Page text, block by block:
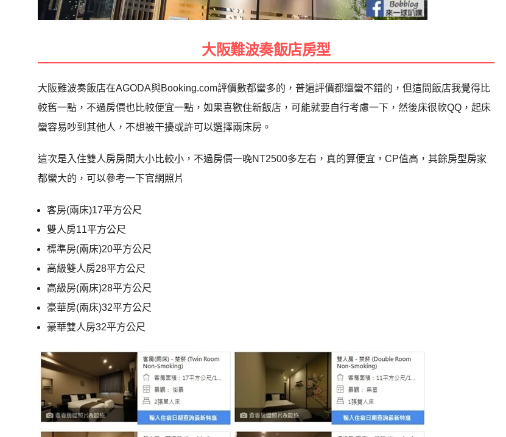
大阪難波奏飯店房型
大阪難波奏飯店在AGODA與Booking.com評價數都蠻多的，普遍評價都還蠻不錯的，但這間飯店我覺得比
較舊一點，不過房價也比較便宜一點，如果喜歡住新飯店，可能就要自行考慮一下，然後床很軟QQ，起床
蠻容易吵到其他人，不想被干擾或許可以選擇兩床房。
這次是入住雙人房房間大小比較小，不過房價一晚NT2500多左右，真的算便宜，CP值高，其餘房型房家
都蠻大的，可以參考一下官網照片
客房(兩床)17平方公尺
雙人房11平方公尺
標準房(兩床)20平方公尺
高級雙人房28平方公尺
高級房(兩床)28平方公尺
豪華房(兩床)32平方公尺
豪華雙人房32平方公尺